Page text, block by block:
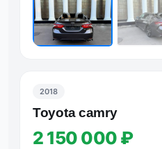
2018
Тоyоtа cаmry
2 150 000 ₽